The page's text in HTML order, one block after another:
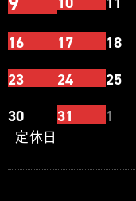
16
17 18
23
24 25
30
31 1
定休日